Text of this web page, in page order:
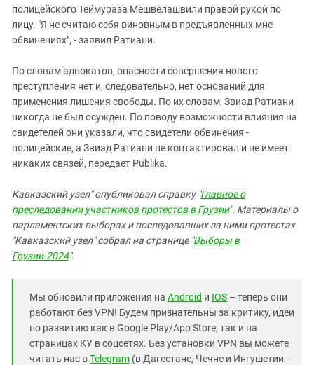
полицейского Теймураза Мешвелашвили правой рукой по
лицу. "Я не считаю себя виновным в предъявленных мне
обвинениях", - заявил Ратиани.
По словам адвокатов, опасности совершения нового
преступления нет и, следовательно, нет оснований для
применения лишения свободы. По их словам, Звиад Ратиани
никогда не был осужден. По поводу возможности влияния на
свидетелей они указали, что свидетели обвинения -
полицейские, а Звиад Ратиани не контактировал и не имеет
никаких связей, передает Publika.
Кавказский узел" опубликовал справку "Главное о
преследовании участников протестов в Грузии". Материалы о
парламентских выборах и последовавших за ними протестах
"Кавказский узел" собрал на странице "Выборы в
Грузии-2024".
Мы обновили приложения на Android и IOS – теперь они
работают без VPN! Будем признательны за критику, идеи
по развитию как в Google Play/App Store, так и на
страницах КУ в соцсетях. Без установки VPN вы можете
читать нас вTelegram (в Дагестане, Чечне и Ингушетии –